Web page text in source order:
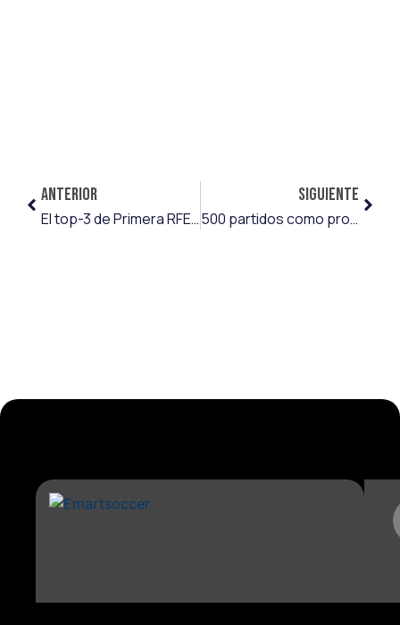
ANTERIOR
El top-3 de Primera RFEF en esta jornada 14 está formado por Vero Herrera, Amaya García y Laura Navajas
SIGUIENTE
500 partidos como profesional para Ian Mackay